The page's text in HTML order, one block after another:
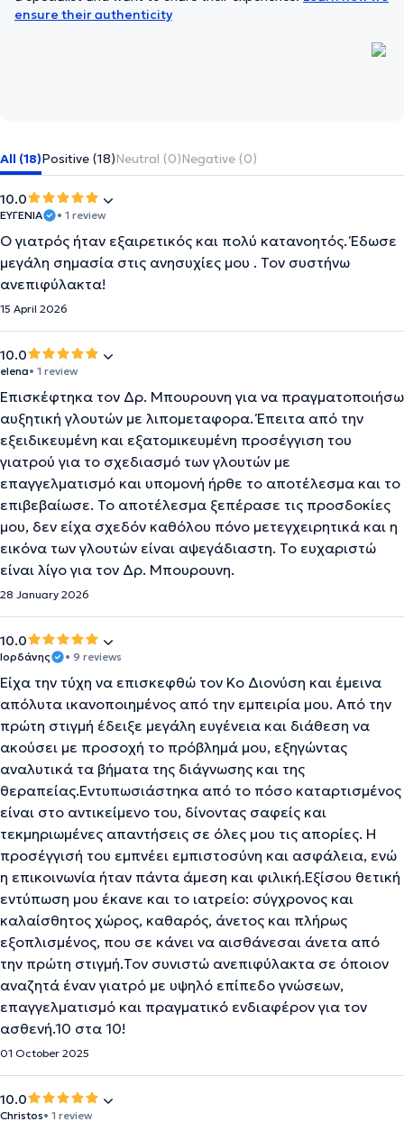
ensure their authenticity
All (18)Positive (18)Neutral (0)Negative (0)
10.0
ΕΥΓΕΝΙΑ • 1 review
Ο γιατρός ήταν εξαιρετικός και πολύ κατανοητός. Έδωσε
μεγάλη σημασία στις ανησυχίες μου . Τον συστήνω
ανεπιφύλακτα!
15 April 2026
10.0
elena• 1 review
Επισκέφτηκα τον Δρ. Μπουρουνη για να πραγματοποιήσω
αυξητική γλουτών με λιπομεταφορα. Έπειτα από την
εξειδικευμένη και εξατομικευμένη προσέγγιση του
γιατρού για το σχεδιασμό των γλουτών με
επαγγελματισμό και υπομονή ήρθε το αποτέλεσμα και το
επιβεβαίωσε. Το αποτέλεσμα ξεπέρασε τις προσδοκίες
μου, δεν είχα σχεδόν καθόλου πόνο μετεγχειρητικά και η
εικόνα των γλουτών είναι αψεγάδιαστη. Το ευχαριστώ
είναι λίγο για τον Δρ. Μπουρουνη.
28 January 2026
10.0
Ιορδάνης • 9 reviews
Είχα την τύχη να επισκεφθώ τον Κο Διονύση και έμεινα
απόλυτα ικανοποιημένος από την εμπειρία μου. Από την
πρώτη στιγμή έδειξε μεγάλη ευγένεια και διάθεση να
ακούσει με προσοχή το πρόβλημά μου, εξηγώντας
αναλυτικά τα βήματα της διάγνωσης και της
θεραπείας.Εντυπωσιάστηκα από το πόσο καταρτισμένος
είναι στο αντικείμενο του, δίνοντας σαφείς και
τεκμηριωμένες απαντήσεις σε όλες μου τις απορίες. Η
προσέγγισή του εμπνέει εμπιστοσύνη και ασφάλεια, ενώ
η επικοινωνία ήταν πάντα άμεση και φιλική.Εξίσου θετική
εντύπωση μου έκανε και το ιατρείο: σύγχρονος και
καλαίσθητος χώρος, καθαρός, άνετος και πλήρως
εξοπλισμένος, που σε κάνει να αισθάνεσαι άνετα από
την πρώτη στιγμή.Τον συνιστώ ανεπιφύλακτα σε όποιον
αναζητά έναν γιατρό με υψηλό επίπεδο γνώσεων,
επαγγελματισμό και πραγματικό ενδιαφέρον για τον
ασθενή.10 στα 10!
01 October 2025
10.0
Christos• 1 review